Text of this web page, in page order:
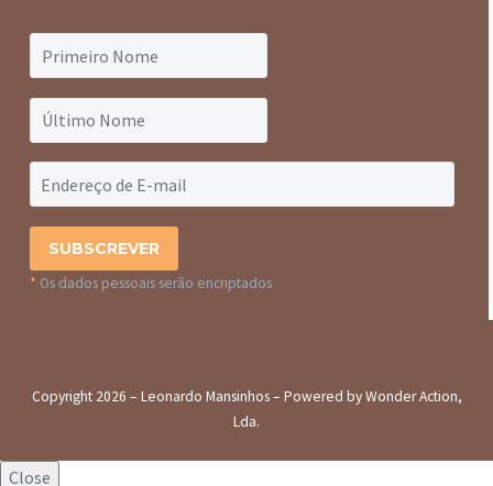
* Os dados pessoais serão encriptados
Copyright 2026 – Leonardo Mansinhos – Powered by Wonder Action,
Lda.
Close